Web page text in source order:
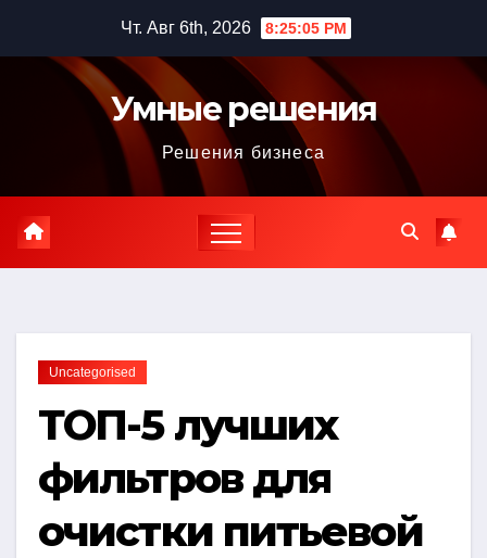
содержимому
Чт. Авг 6th, 2026 8:25:06 PM
Умные решения
Решения бизнеса
Uncategorised
ТОП-5 лучших
фильтров для
очистки питьевой